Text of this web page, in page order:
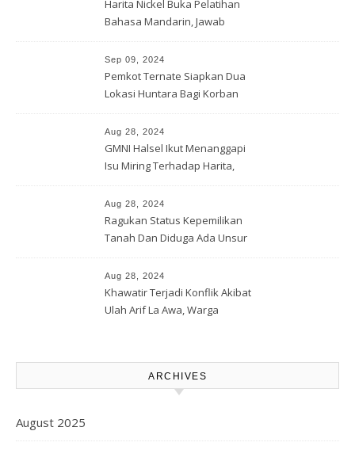
Harita Nickel Buka Pelatihan
Bahasa Mandarin, Jawab
Sep 09, 2024
Pemkot Ternate Siapkan Dua
Lokasi Huntara Bagi Korban
Aug 28, 2024
GMNI Halsel Ikut Menanggapi
Isu Miring Terhadap Harita,
Lahan Warga
Aug 28, 2024
Ragukan Status Kepemilikan
Tanah Dan Diduga Ada Unsur
Korporasi Harita, GPM Halsel
Minta Polres Panggil Dan
Tetapkan Bapak Arif La Awa
Aug 28, 2024
Khawatir Terjadi Konflik Akibat
Ulah Arif La Awa, Warga
ARCHIVES
August 2025